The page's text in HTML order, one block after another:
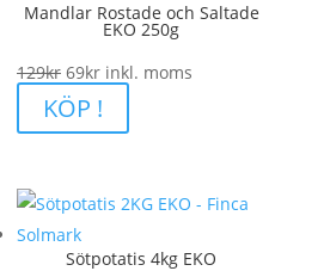
Mandlar Rostade och Saltade
EKO 250g
129kr Det
ursprungliga
priset
129kr.
69krDet
nuvarande
priset
69kr.
inkl. moms
KÖP !
Sötpotatis 4kg EKO